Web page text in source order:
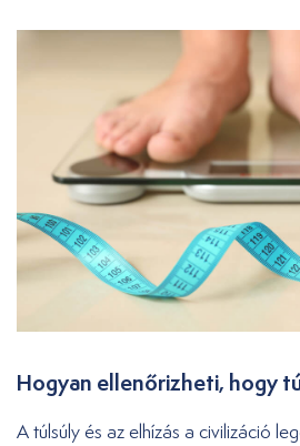
Hogyan ellenőrizheti, hogy
A túlsúly és az elhízás a civilizáció